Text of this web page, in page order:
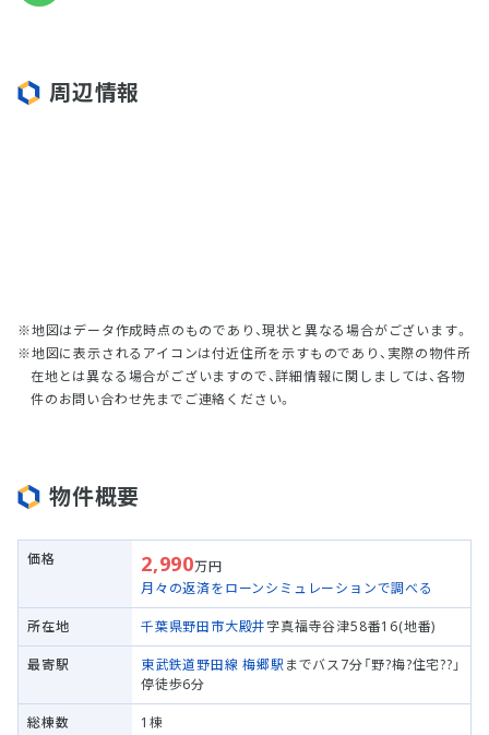
周辺情報
地図はデータ作成時点のものであり、現状と異なる場合がございます。
地図に表示されるアイコンは付近住所を示すものであり、実際の物件所
在地とは異なる場合がございますので、詳細情報に関しましては、各物
件のお問い合わせ先までご連絡ください。
物件概要
価格 2,990万円
月々の返済をローンシミュレーションで調べる
所在地 千葉県野田市大殿井字真福寺谷津58番16(地番)
最寄駅 東武鉄道野田線 梅郷駅 までバス7分「野?梅?住宅??」
停徒歩6分
総棟数 1棟